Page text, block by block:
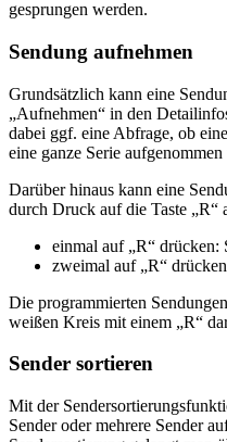
gesprungen werden.
Sendung aufnehmen
Grundsätzlich kann eine
„Aufnehmen“ in den
dabei ggf. eine Abfrage, ob
eine ganze Serie
Darüber hinaus kann eine
durch Druck auf die Taste „R“
einmal auf „R“ drücken:
zweimal auf „R“
Die programmierten
weißen Kreis mit einem „R“
Sender sortieren
Mit der
Sender oder mehrere Sender